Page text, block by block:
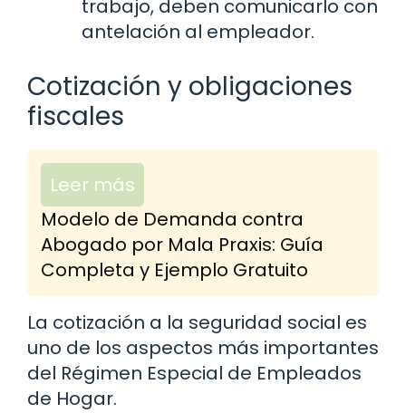
trabajo, deben comunicarlo con
antelación al empleador.
Cotización y obligaciones
fiscales
Leer más
Modelo de Demanda contra
Abogado por Mala Praxis: Guía
Completa y Ejemplo Gratuito
La cotización a la seguridad social es
uno de los aspectos más importantes
del Régimen Especial de Empleados
de Hogar.